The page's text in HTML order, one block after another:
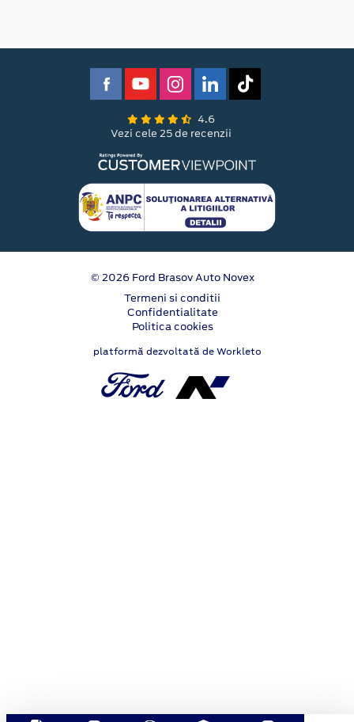
4.6
Vezi cele 25 de recenzii
© 2026 Ford Brasov Auto Novex
Termeni si conditii
Confidentialitate
Politica cookies
platformă dezvoltată de Workleto